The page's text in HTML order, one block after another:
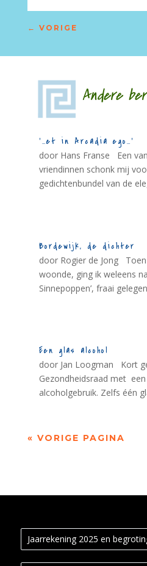
← VORIGE
Andere
‘…et in Arcadia ego…’
door Hans Franse Een
vriendinnen schonk mij
gedichtenbundel van de
Bordewijk, de dichter
door Rogier de Jong
woonde, ging ik weleens
Sinnepoppen’, fraai
Een glas alcohol
door Jan Loogman Kort
Gezondheidsraad met
alcoholgebruik. Zelfs één
« VORIGE PAGINA
Jaarrekening 2025 en